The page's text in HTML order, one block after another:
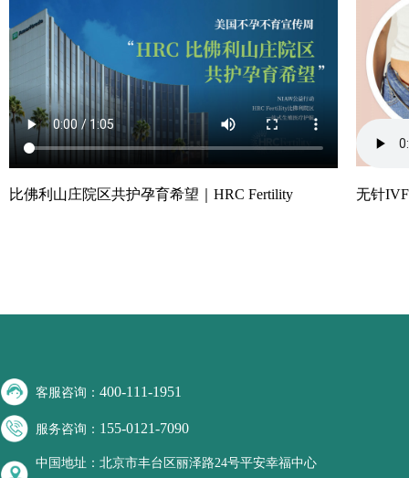
比佛利山庄院区共护孕育希望｜HRC Fertility 无针IVF
客服咨询：400-111-1951
服务咨询： 155-0121-7090
中国地址：北京市丰台区丽泽路24号平安幸福中心